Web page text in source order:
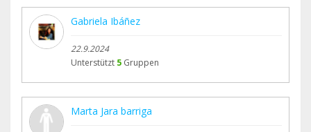
Gabriela Ibáñez
22.9.2024
Unterstützt 5 Gruppen
Marta Jara barriga